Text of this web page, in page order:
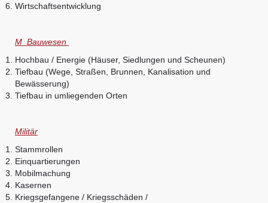
Wirtschaftsentwicklung
M Bauwesen
Hochbau / Energie (Häuser, Siedlungen und Scheunen)
Tiefbau (Wege, Straßen, Brunnen, Kanalisation und
Bewässerung)
Tiefbau in umliegenden Orten
Militär
Stammrollen
Einquartierungen
Mobilmachung
Kasernen
Kriegsgefangene / Kriegsschäden /